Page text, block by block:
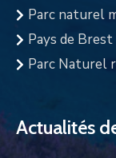
Parc naturel
Pays de Brest
Parc Naturel
Actualités